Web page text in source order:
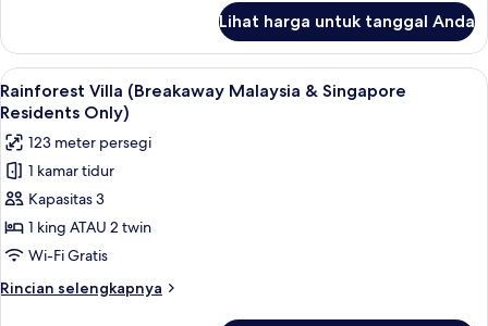
Singapore
Residents
Only)
One
Bedroom
Beach
Villa
Malaysia
&
Singapore
Residents
Only)
Lihat harga untuk tanggal Anda
Lihat
semua
foto
untuk
Rainforest
Villa
(Breakaway
Malaysia
&
Singapore
Seprai katun Mesir, seprai premium,
3
Rainforest Villa (Breakaway Malaysia & Singapore
Residents Only)
123 meter persegi
1 kamar tidur
Kapasitas 3
1 king ATAU 2 twin
Wi-Fi Gratis
Rincian selengkapnya
Rincian